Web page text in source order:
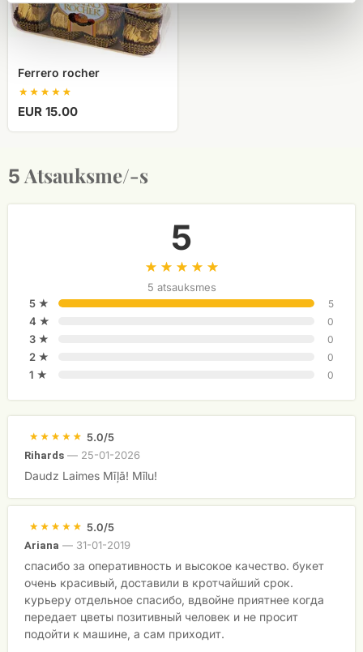
Ferrero rocher
EUR 15.00
5 Atsauksme/-s
5
5 atsauksmes
5 ★
5
4 ★ 0
3 ★ 0
2 ★ 0
1 ★ 0
5.0/5
Rihards — 25-01-2026
Daudz Laimes Mīļā! Mīlu!
5.0/5
Ariana — 31-01-2019
спасибо за оперативность и высокое качество. букет
очень красивый, доставили в кротчайший срок.
курьеру отдельное спасибо, вдвойне приятнее когда
передает цветы позитивный человек и не просит
подойти к машине, а сам приходит.